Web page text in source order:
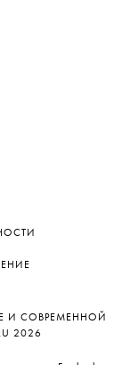
И СОВРЕМЕННОЙ
2026